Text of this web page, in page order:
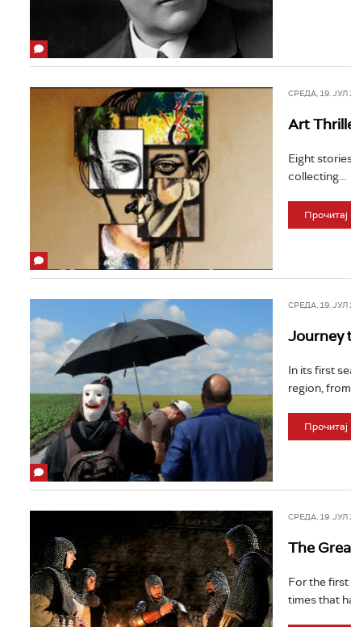
СРЕДА, 19. ЈУЛ
Art
Eight
collecting...
Прочитај
СРЕДА, 19. ЈУЛ
Journey
In its first
region,
Прочитај
СРЕДА, 19. ЈУЛ
The
For the
times that